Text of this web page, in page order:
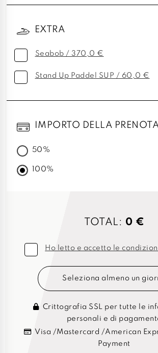
EXTRA
Seabob / 370,0 €
Stand Up Paddel SUP / 60,0 €
IMPORTO DELLA
50%
100%
TOTAL: 0 €
Ho letto e accetto le
Seleziona almeno un
Crittografia SSL per tutte le
personali e di
Visa /Mastercard /American
Payment